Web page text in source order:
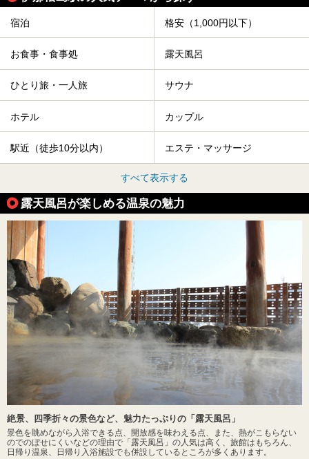
宿泊 格安（1,000円以下）
お食事・食事処 露天風呂
ひとり旅・一人旅 サウナ
ホテル カップル
駅近（徒歩10分以内） エステ・マッサージ
すべて表示する
露天風呂が楽しめる温泉の魅力
絶景、四季折々の景色など、魅力たっぷりの「露天風呂」
景色を眺めながら入浴できる点、開放感を味わえる点、また、熱がこもらない
のでのぼせにくいなどの理由で「露天風呂」の人気は高く、旅館はもちろん、
日帰り温泉、日帰り入浴施設でも併設しているところが多くあります。